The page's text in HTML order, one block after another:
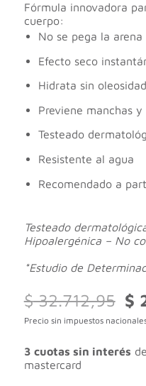
Fórmula innovadora
cuerpo:
No se pega la arena
Efecto seco
Hidrata sin oleosidad
Previene manchas y
Testeado
Resistente al agua
Recomendado a
Testeado
Hipoalergénica – No
*Estudio de
$32.712,95
El
$
$
Precio sin impuestos
3 cuotas sin interés de
mastercard